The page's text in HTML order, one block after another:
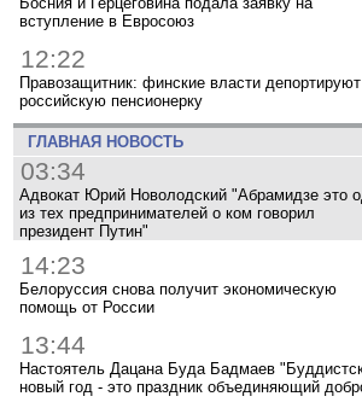
вступление в Евросоюз
12:22
Правозащитник: финские власти депортируют
российскую пенсионерку
ГЛАВНАЯ НОВОСТЬ
03:34
Адвокат Юрий Новолодский "Абрамидзе это
из тех предпринимателей о ком говорил
президент Путин"
14:23
Белоруссия снова получит экономическую
помощь от России
13:44
Настоятель Дацана Буда Бадмаев
новый год - это праздник объединяющий